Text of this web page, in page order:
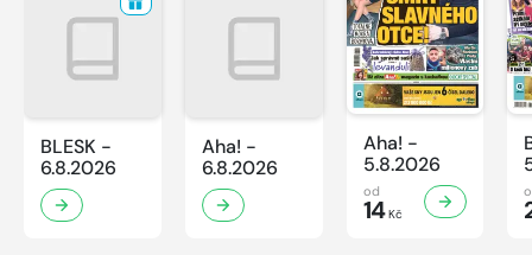
BLESK -
6.8.2026
Aha! -
6.8.2026
Aha! -
5.8.2026
od
14Kč